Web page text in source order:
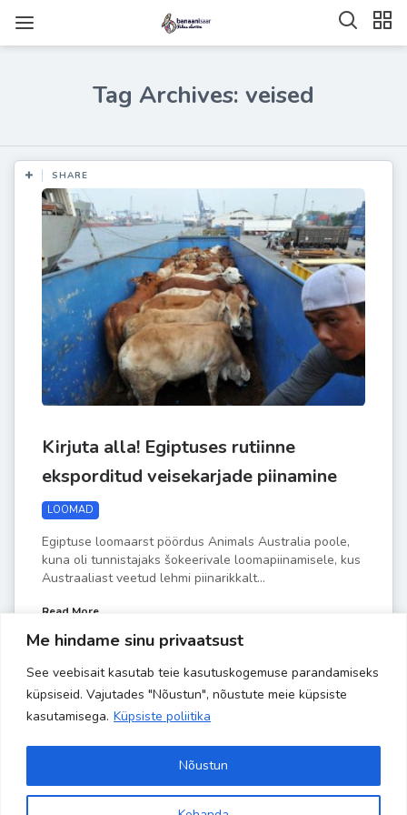
Me hindame sinu privaatsust
See veebisait kasutab teie kasutuskogemuse parandamiseks
küpsiseid. Vajutades "Nõustun", nõustute meie küpsiste
kasutamisega. Küpsiste poliitika
Nõustun
Tag Archives: veised
SHARE
Kirjuta alla! Egiptuses rutiinne
eksporditud veisekarjade piinamine
LOOMAD
Egiptuse loomaarst pöördus Animals Australia poole,
kuna oli tunnistajaks šokeerivale loomapiinamisele, kus
Austraaliast veetud lehmi piinarikkalt...
Read More
MAI 6 byLiisa-Indra